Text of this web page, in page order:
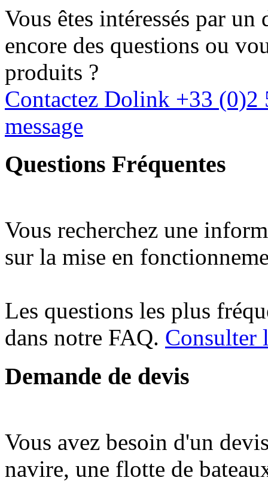
Vous êtes intéressés par
encore des questions ou
produits ?
Contactez Dolink +33 (0)2
message
Questions Fréquentes
Vous recherchez une
sur la mise en
Les questions les plus
dans notre FAQ. Consulter
Demande de devis
Vous avez besoin d'un
navire, une flotte de